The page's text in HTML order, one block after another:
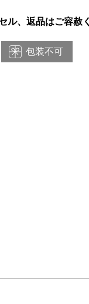
ル、返品はご容赦
包装不可